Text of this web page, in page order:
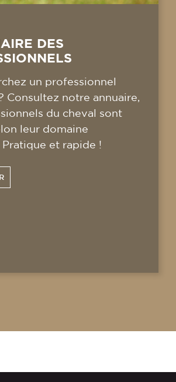
DES
un professionnel
Consultez notre annuaire,
du cheval sont
leur domaine
et rapide !